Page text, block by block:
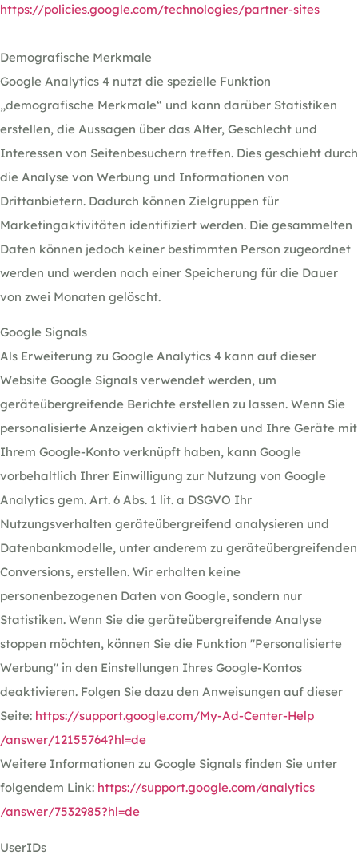
https://policies.google.com/technologies/partner-sites
Demografische Merkmale
Google Analytics 4 nutzt die spezielle Funktion
„demografische Merkmale“ und kann darüber Statistiken
erstellen, die Aussagen über das Alter, Geschlecht und
Interessen von Seitenbesuchern treffen. Dies geschieht durch
die Analyse von Werbung und Informationen von
Drittanbietern. Dadurch können Zielgruppen für
Marketingaktivitäten identifiziert werden. Die gesammelten
Daten können jedoch keiner bestimmten Person zugeordnet
werden und werden nach einer Speicherung für die Dauer
von zwei Monaten gelöscht.
Google Signals
Als Erweiterung zu Google Analytics 4 kann auf dieser
Website Google Signals verwendet werden, um
geräteübergreifende Berichte erstellen zu lassen. Wenn Sie
personalisierte Anzeigen aktiviert haben und Ihre Geräte mit
Ihrem Google-Konto verknüpft haben, kann Google
vorbehaltlich Ihrer Einwilligung zur Nutzung von Google
Analytics gem. Art. 6 Abs. 1 lit. a DSGVO Ihr
Nutzungsverhalten geräteübergreifend analysieren und
Datenbankmodelle, unter anderem zu geräteübergreifenden
Conversions, erstellen. Wir erhalten keine
personenbezogenen Daten von Google, sondern nur
Statistiken. Wenn Sie die geräteübergreifende Analyse
stoppen möchten, können Sie die Funktion "Personalisierte
Werbung" in den Einstellungen Ihres Google-Kontos
deaktivieren. Folgen Sie dazu den Anweisungen auf dieser
Seite: https://support.google.com/My-Ad-Center-Help
/answer/12155764?hl=de
Weitere Informationen zu Google Signals finden Sie unter
folgendem Link: https://support.google.com/analytics
/answer/7532985?hl=de
UserIDs